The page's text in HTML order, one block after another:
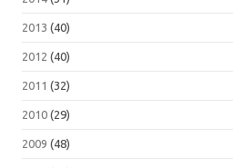
2013 (40)
2012 (40)
2011 (32)
2010 (29)
2009 (48)